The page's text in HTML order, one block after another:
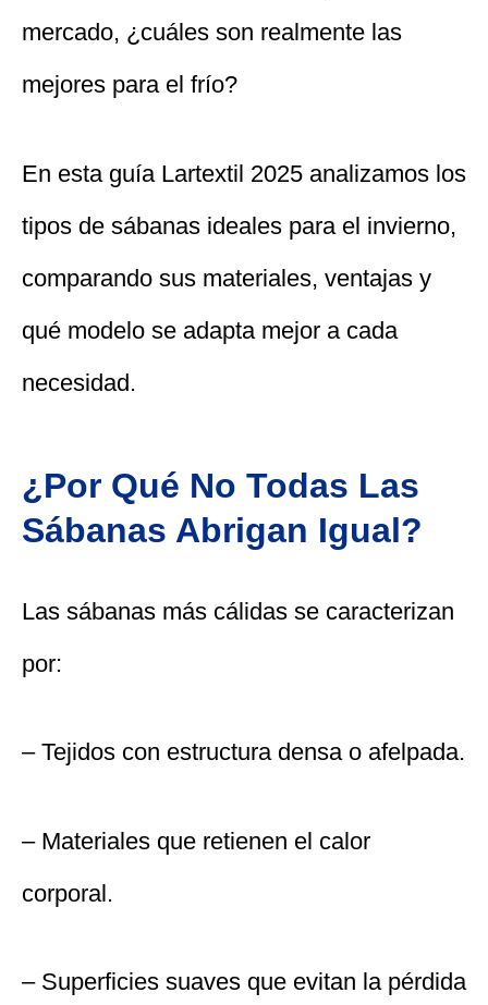
mercado, ¿cuáles son realmente las
mejores para el frío?
En esta guía Lartextil 2025 analizamos los
tipos de sábanas ideales para el invierno,
comparando sus materiales, ventajas y
qué modelo se adapta mejor a cada
necesidad.
¿Por Qué No Todas Las
Sábanas Abrigan Igual?
Las sábanas más cálidas se caracterizan
por:
– Tejidos con estructura densa o afelpada.
– Materiales que retienen el calor
corporal.
– Superficies suaves que evitan la pérdida